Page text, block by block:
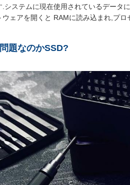
.システムに現在使用されているデータ
ウェアを開くと RAMに読み込まれ,プ
題なのかSSD?